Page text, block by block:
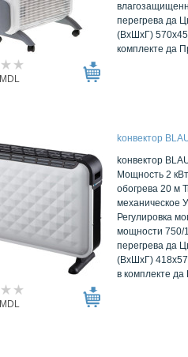
MDL
перегрева да
(ВxШxГ)
комплекте да
MDL
kонвектор
kонвектор
Мощность 2
обогрева 20 м
механическое
Регулировка
мощности 750/
перегрева да
(ВxШxГ)
в комплекте